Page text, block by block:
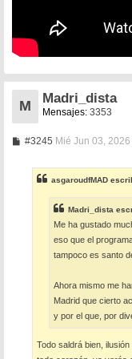
M
Madri_dista
Mensajes: 3353
#3245M
a
j
e
Mié Jun 03,
asgaroudfMAD
Madri_dista
Me ha gustado
eso que el
tampoco es santo
Ahora mismo me
Madrid que cierto
y por el que, por
Todo saldrá bien,